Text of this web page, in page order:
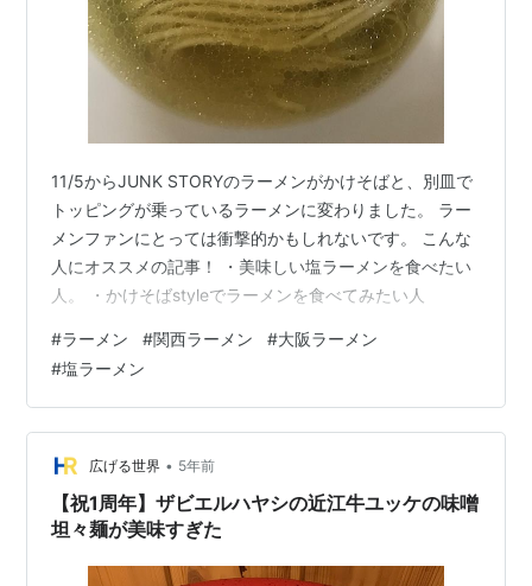
11/5からJUNK STORYのラーメンがかけそばと、別皿で
トッピングが乗っているラーメンに変わりました。 ラー
メンファンにとっては衝撃的かもしれないです。 こんな
人にオススメの記事！ ・美味しい塩ラーメンを食べたい
人。 ・かけそばstyleでラーメンを食べてみたい人
#ラーメン #関西ラーメン #大阪ラーメン
#塩ラーメン
広げる世界 • 5年前
【祝1周年】ザビエルハヤシの近江牛ユッケの味噌
坦々麺が美味すぎた